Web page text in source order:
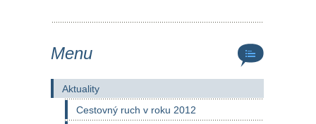
Menu
Aktuality
Cestovný ruch v roku 2012